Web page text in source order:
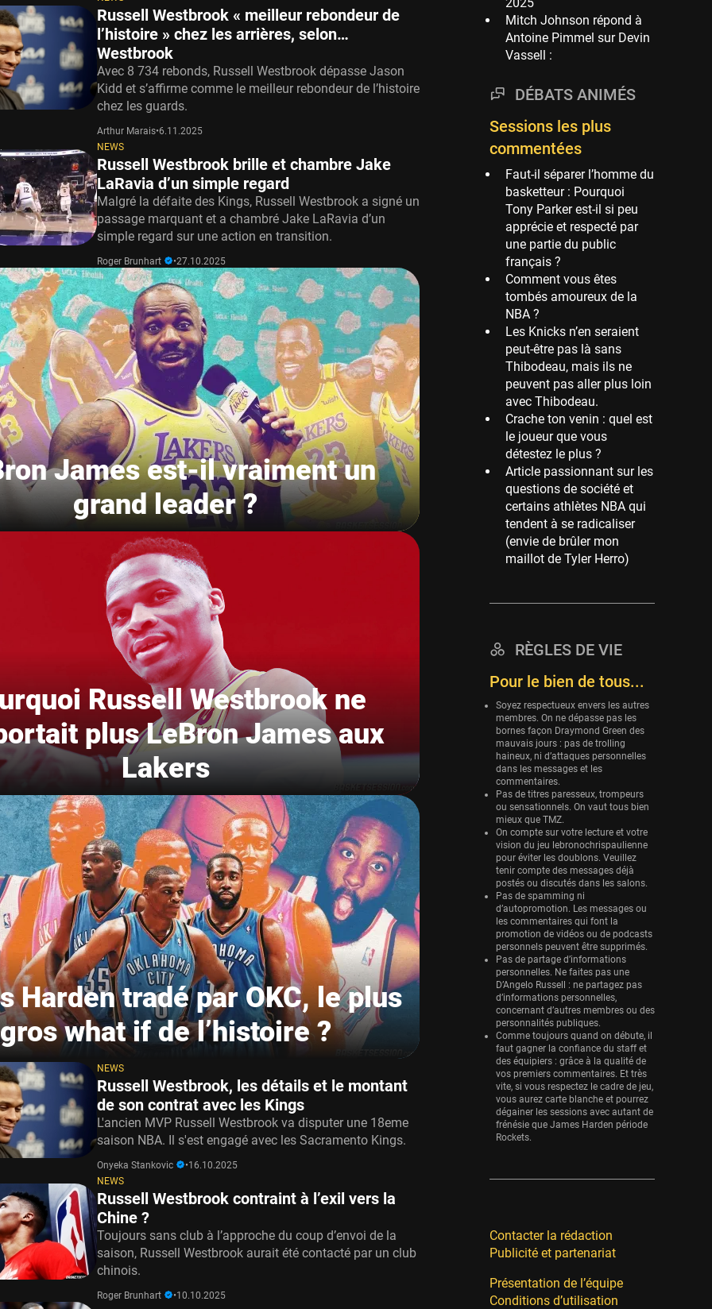
Russell Westbrook « meilleur rebondeur de
l’histoire » chez les arrières, selon…
Westbrook
Avec 8 734 rebonds, Russell Westbrook dépasse Jason
Kidd et s’affirme comme le meilleur rebondeur de l’histoire
chez les guards.
Arthur Marais•6.11.2025
NEWS
Russell Westbrook brille et chambre Jake
LaRavia d’un simple regard
Malgré la défaite des Kings, Russell Westbrook a signé un
passage marquant et a chambré Jake LaRavia d’un
simple regard sur une action en transition.
Roger Brunhart •27.10.2025
James est-il vraiment un
grand leader ?
Russell Westbrook ne
plus LeBron James aux
Lakers
Harden tradé par OKC, le plus
gros what if de l’histoire ?
NEWS
Russell Westbrook, les détails et le montant
de son contrat avec les Kings
L'ancien MVP Russell Westbrook va disputer une 18eme
saison NBA. Il s'est engagé avec les Sacramento Kings.
Onyeka Stankovic •16.10.2025
NEWS
Russell Westbrook contraint à l’exil vers la
Chine ?
Toujours sans club à l’approche du coup d’envoi de la
saison, Russell Westbrook aurait été contacté par un club
chinois.
Roger Brunhart •10.10.2025
61 sessions
Indiana Pacers
53 sessions
New Orleans Pelicans
53 sessions
Jeux Olympiques
52 sessions
Atlanta Hawks
45 sessions
Chicago Bulls
41 sessions
Memphis Grizzlies
39 sessions
Cleveland Cavaliers
38 sessions
Orlando Magic
36 sessions
Euroleague
Charlotte Hornets
32 sessions
Houston Rockets
31 sessions
Washington Wizards
29 sessions
25 sessions
Brooklyn Nets
24 sessions
Sacramento Kings
24 sessions
Utah Jazz
22 sessions
Toronto Raptors
18 sessions
REVERSE
11 sessions
Bleues
0 sessions
Mitch Johnson répond à
Antoine Pimmel sur Devin
Vassell :
DÉBATS ANIMÉS
Sessions les plus
commentées
Faut-il séparer l’homme du
basketteur : Pourquoi
Tony Parker est-il si peu
apprécie et respecté par
une partie du public
français ?
Comment vous êtes
tombés amoureux de la
NBA ?
Les Knicks n’en seraient
peut-être pas là sans
Thibodeau, mais ils ne
peuvent pas aller plus loin
avec Thibodeau.
Crache ton venin : quel est
le joueur que vous
détestez le plus ?
Article passionnant sur les
questions de société et
certains athlètes NBA qui
tendent à se radicaliser
(envie de brûler mon
maillot de Tyler Herro)
RÈGLES DE VIE
Pour le bien de tous...
Soyez respectueux envers les autres
membres. On ne dépasse pas les
bornes façon Draymond Green des
mauvais jours : pas de trolling
haineux, ni d’attaques personnelles
dans les messages et les
commentaires.
Pas de titres paresseux, trompeurs
ou sensationnels. On vaut tous bien
mieux que TMZ.
On compte sur votre lecture et votre
vision du jeu lebronochrispaulienne
pour éviter les doublons. Veuillez
tenir compte des messages déjà
postés ou discutés dans les salons.
Pas de spamming ni
d’autopromotion. Les messages ou
les commentaires qui font la
promotion de vidéos ou de podcasts
personnels peuvent être supprimés.
Pas de partage d’informations
personnelles. Ne faites pas une
D’Angelo Russell : ne partagez pas
d’informations personnelles,
concernant d’autres membres ou des
personnalités publiques.
Comme toujours quand on débute, il
faut gagner la confiance du staff et
des équipiers : grâce à la qualité de
vos premiers commentaires. Et très
vite, si vous respectez le cadre de jeu,
vous aurez carte blanche et pourrez
dégainer les sessions avec autant de
frénésie que James Harden période
Rockets.
Contacter la rédaction
Publicité et partenariat
Présentation de l’équipe
Conditions d’utilisation